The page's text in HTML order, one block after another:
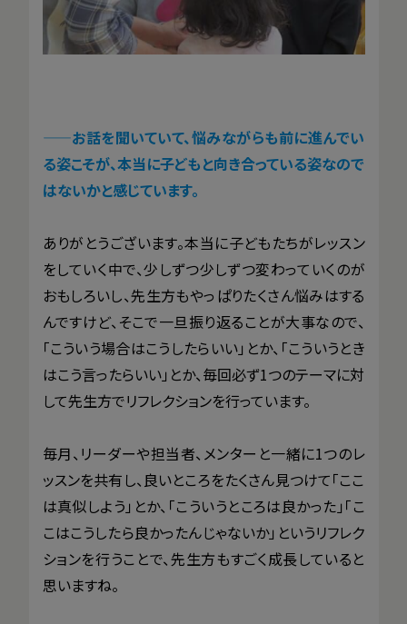
——お話を聞いていて、悩みながらも前に進んでい
る姿こそが、本当に子どもと向き合っている姿なので
はないかと感じています。
ありがとうございます。本当に子どもたちがレッスン
をしていく中で、少しずつ少しずつ変わっていくのが
おもしろいし、先生方もやっぱりたくさん悩みはする
んですけど、そこで一旦振り返ることが大事なので、
「こういう場合はこうしたらいい」とか、「こういうとき
はこう言ったらいい」とか、毎回必ず1つのテーマに対
して先生方でリフレクションを行っています。
毎月、リーダーや担当者、メンターと一緒に1つのレ
ッスンを共有し、良いところをたくさん見つけて「ここ
は真似しよう」とか、「こういうところは良かった」「こ
こはこうしたら良かったんじゃないか」というリフレク
ションを行うことで、先生方もすごく成長していると
思いますね。